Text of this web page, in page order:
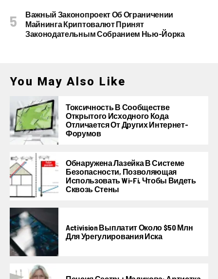
Важный Законопроект Об Ограничении
Майнинга Криптовалют Принят
Законодательным Собранием Нью-Йорка
You May Also Like
Токсичность В Сообществе
Открытого Исходного Кода
Отличается От Других Интернет-
Форумов
Обнаружена Лазейка В Системе
Безопасности, Позволяющая
Использовать Wi-Fi, Чтобы Видеть
Сквозь Стены
Activision Выплатит Около $50 Млн
Для Урегулирования Иска